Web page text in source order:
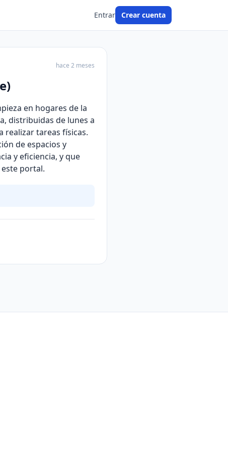
Entrar Crear cuenta
hace 2 meses
en hogares de la
distribuidas de lunes a
realizar tareas físicas.
de espacios y
y eficiencia, y que
portal.